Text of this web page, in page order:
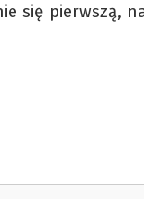
się pierwszą,